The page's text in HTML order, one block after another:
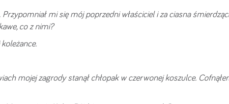
mi się mój poprzedni właściciel i za ciasna
co z nimi?
mojej zagrody stanął chłopak w czerwonej koszulce.